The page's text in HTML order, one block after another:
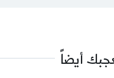
أيضاً